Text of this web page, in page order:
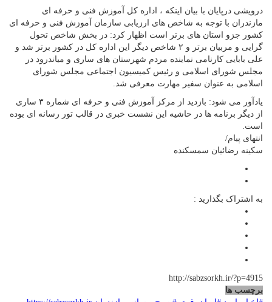
درویشی درپایان با بیان اینکه ، اداره کل آموزش فنی و حرفه ای
مازندران با توجه به شاخص های ارزیابی سازمان آموزش فنی و حرفه ای
کشور جزو استان های برتر است اظهار کرد: در بخش شاخص تحول
گرایی و مربیان برتر و ۲ شاخص دیگر این اداره کل در کشور برتر شد و
علی بابایی کارنامی نماینده مردم شهرستان های ساری و میاندرود در
مجلس شورای اسلامی و رئیس کمیسیون اجتماعی مجلس شورای
اسلامی به عنوان سفیر مهارت معرفی شد.
یادآور می شود: بازدید از مرکز آموزش فنی و حرفه ای شماره ۳ ساری
از دیگر برنامه ها در حاشیه این نشست خبری در قالب تور رسانه ای بوده
است.
انتهای پیام/
سکینه رضائیان سمسکنده
به اشتراک بگذارید :
http://sabzsorkh.ir/?p=4915
برچسب ها